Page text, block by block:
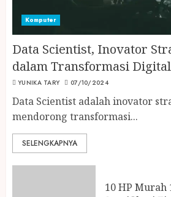
2
10 HP Murah
Spesifikasi
Cepat
Komputer
Data Scientist, Inovator
dalam Transformasi Digital
YUNIKA TARY 07/10/2024
Data Scientist adalah inovator
mendorong transformasi...
SELENGKAPNYA
10 HP Murah